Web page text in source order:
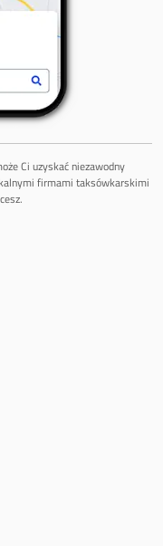
Ci uzyskać niezawodny
firmami taksówkarskimi